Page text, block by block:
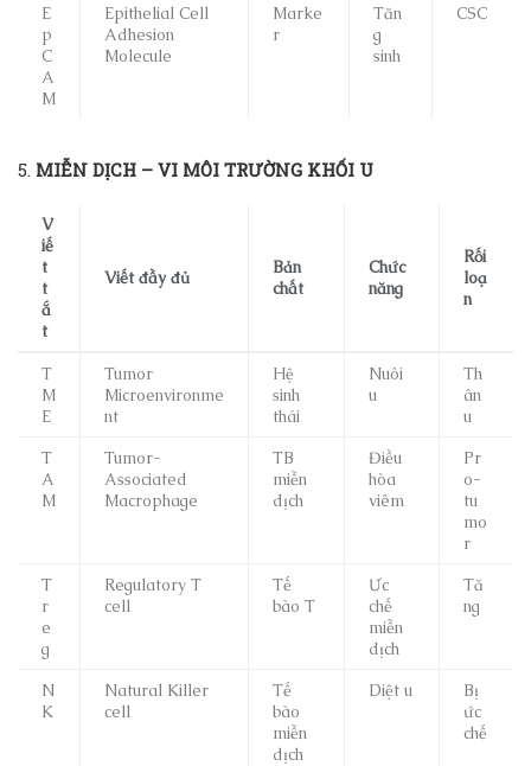
E
p
C
A
M
Epithelial Cell
Adhesion
Molecule
Marke
r
Tăn
g
sinh
CSC
5. MIỄN DỊCH – VI MÔI TRƯỜNG KHỐI U
V
iế
t
t
ắ
t
Viết đầy đủ
Bản
chất
Chức
năng
Rối
loạ
n
T
M
E
Tumor
Microenvironme
nt
Hệ
sinh
thái
Nuôi
u
Th
ân
u
T
A
M
Tumor-
Associated
Macrophage
TB
miễn
dịch
Điều
hòa
viêm
Pr
o-
tu
mo
r
T
r
e
g
Regulatory T
cell
Tế
bào T
Ức
chế
miễn
dịch
Tă
ng
N
K
Natural Killer
cell
Tế
bào
miễn
dịch
Diệt u
Bị
ức
chế